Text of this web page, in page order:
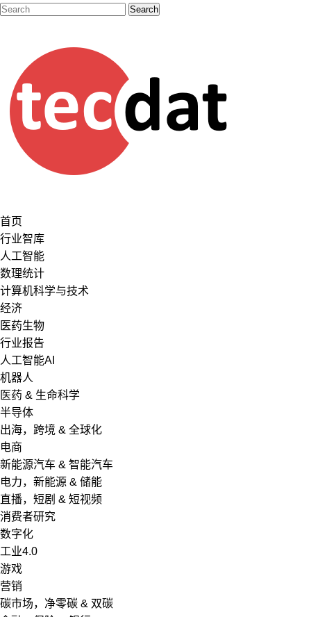
首页
行业智库
人工智能
数理统计
计算机科学与技术
经济
医药生物
行业报告
人工智能AI
机器人
医药 & 生命科学
半导体
出海，跨境 & 全球化
电商
新能源汽车 & 智能汽车
电力，新能源 & 储能
直播，短剧 & 短视频
消费者研究
数字化
工业4.0
游戏
营销
碳市场，净零碳 & 双碳